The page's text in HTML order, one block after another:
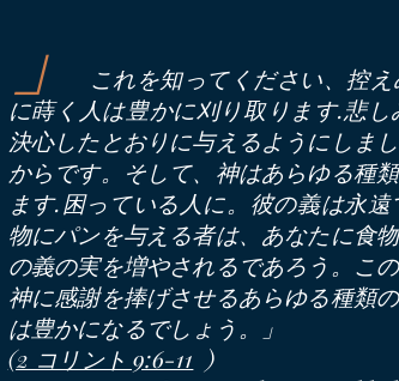
」
これを知ってください、控
に蒔く人は豊かに刈り取ります.悲
決心したとおりに与えるようにしま
からです。そして、神はあらゆる種
ます.困っている人に。彼の義は永
物にパンを与える者は、あなたに食
の義の実を増やされるであろう。こ
神に感謝を捧げさせるあらゆる種類
は豊かになるでしょう。」
(2 コリント 9:6-11 )